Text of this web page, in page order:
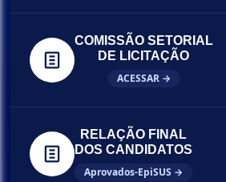
COMISSÃO SETORIAL
DE LICITAÇÃO
ACESSAR →
RELAÇÃO FINAL
DOS CANDIDATOS
Aprovados-EpiSUS →